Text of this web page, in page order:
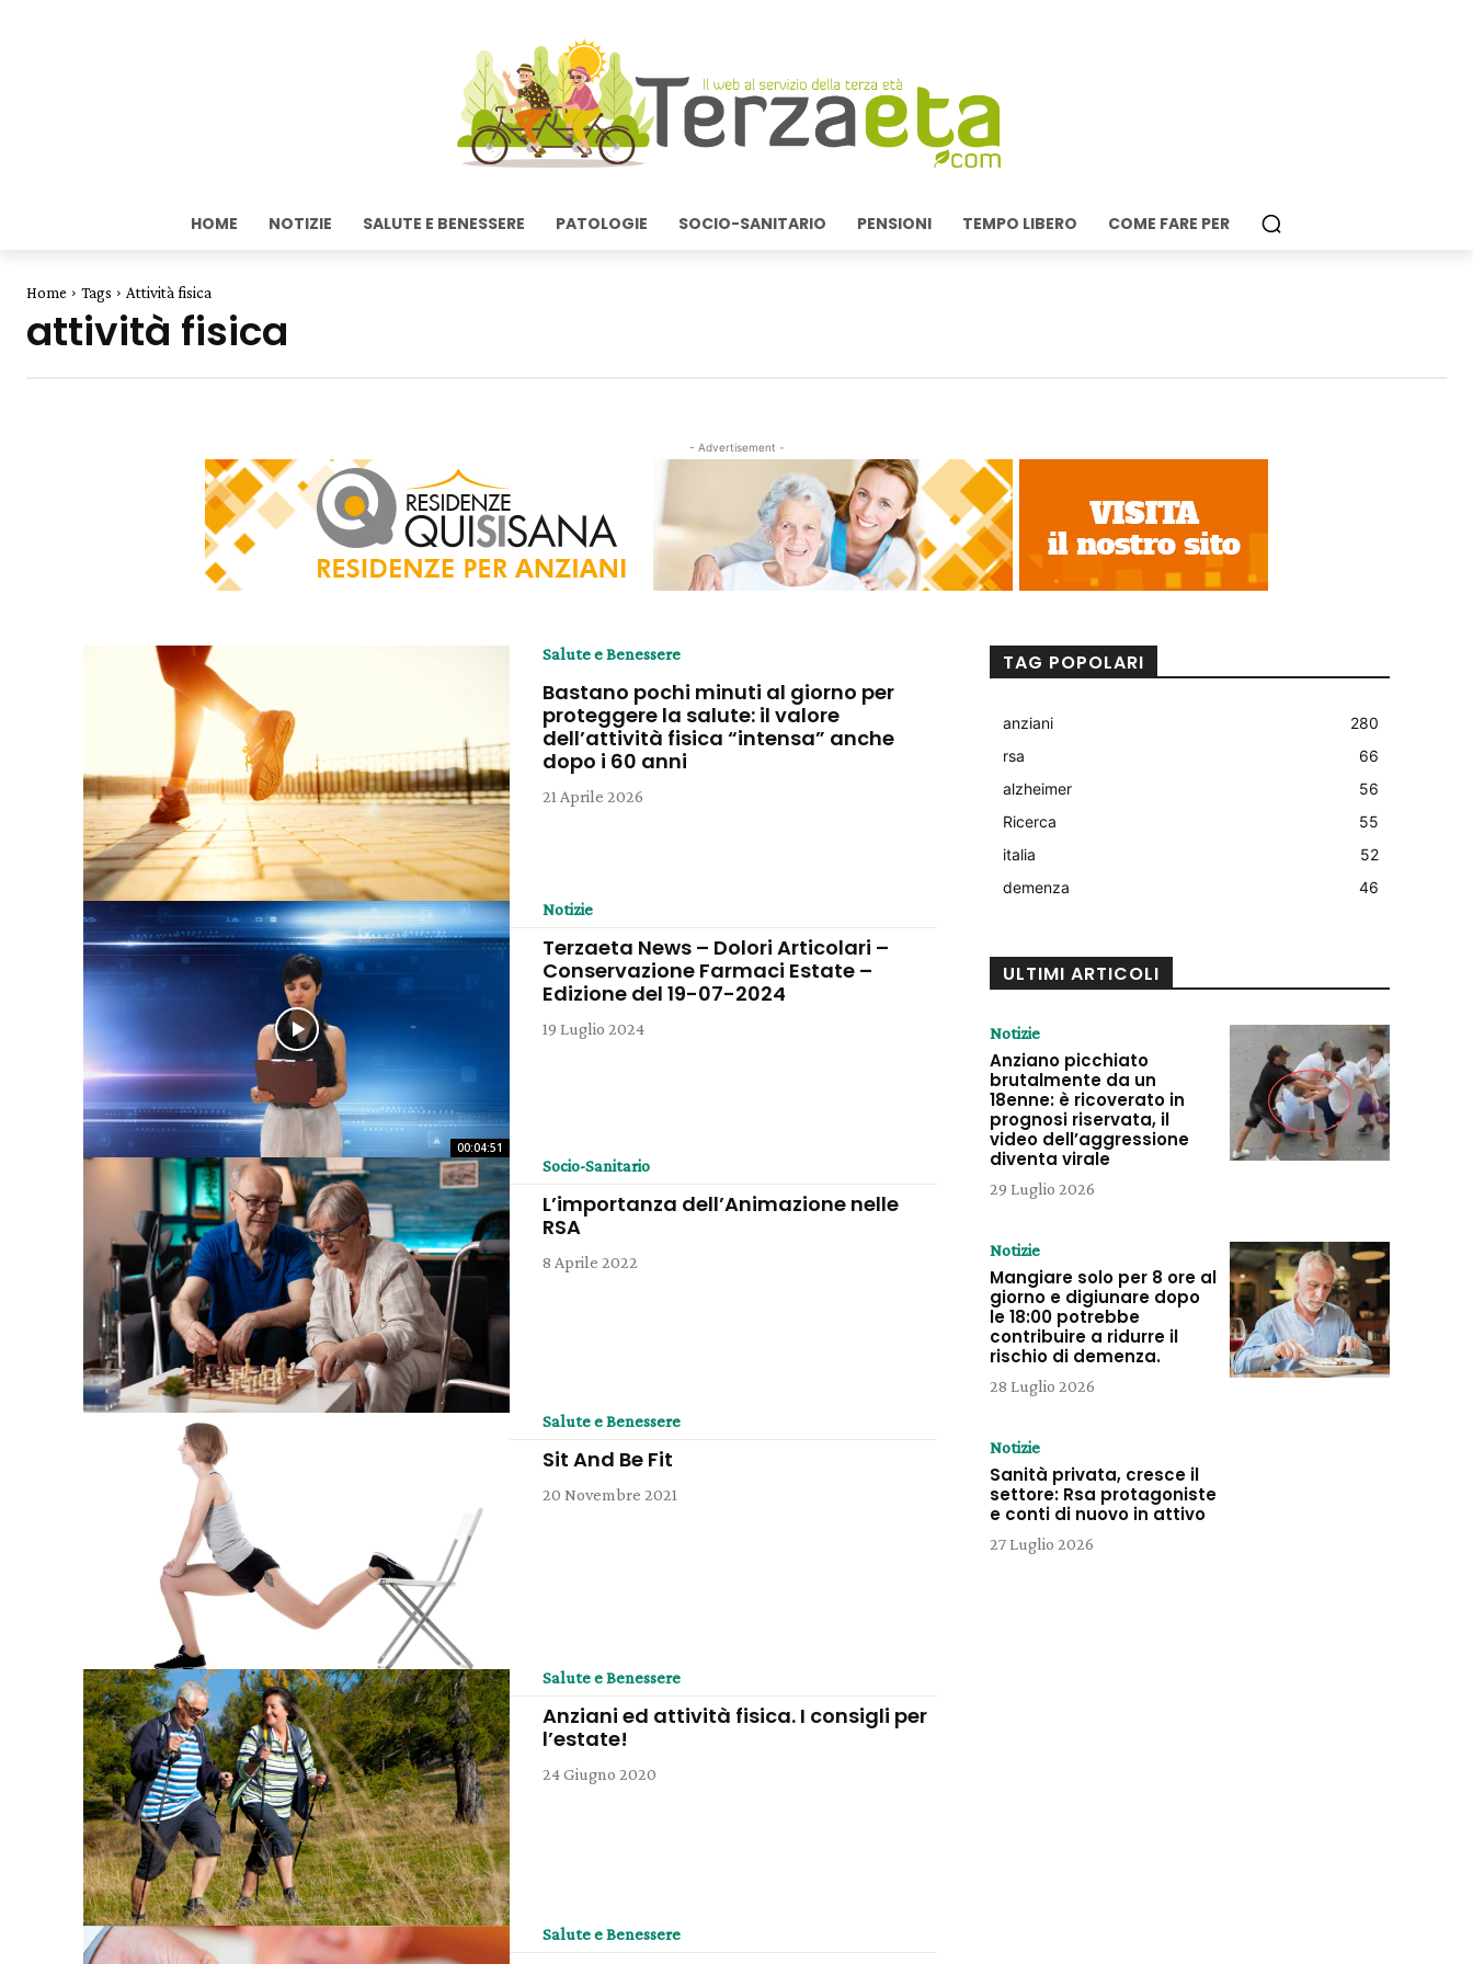
HOME NOTIZIE SALUTE E BENESSERE PATOLOGIE SOCIO-SANITARIO PENSIONI TEMPO LIBERO COME FARE PER
Home Tags Attività fisica
attività fisica
- Advertisement -
Salute e Benessere
Bastano pochi minuti al giorno per
proteggere la salute: il valore
dell’attività fisica “intensa” anche
dopo i 60 anni
21 Aprile 2026
00:04:51
Notizie
Terzaeta News – Dolori Articolari –
Conservazione Farmaci Estate –
Edizione del 19-07-2024
19 Luglio 2024
Socio-Sanitario
L’importanza dell’Animazione nelle
RSA
8 Aprile 2022
Salute e Benessere
Sit And Be Fit
20 Novembre 2021
Salute e Benessere
Anziani ed attività fisica. I consigli per
l’estate!
24 Giugno 2020
Salute e Benessere
TAG POPOLARI
anziani
280
rsa
66
alzheimer
56
Ricerca
55
italia
52
demenza
46
ULTIMI ARTICOLI
Notizie
Anziano picchiato
brutalmente da un
18enne: è ricoverato in
prognosi riservata, il
video dell’aggressione
diventa virale
29 Luglio 2026
Notizie
Mangiare solo per 8 ore al
giorno e digiunare dopo
le 18:00 potrebbe
contribuire a ridurre il
rischio di demenza.
28 Luglio 2026
Notizie
Sanità privata, cresce il
settore: Rsa protagoniste
e conti di nuovo in attivo
27 Luglio 2026